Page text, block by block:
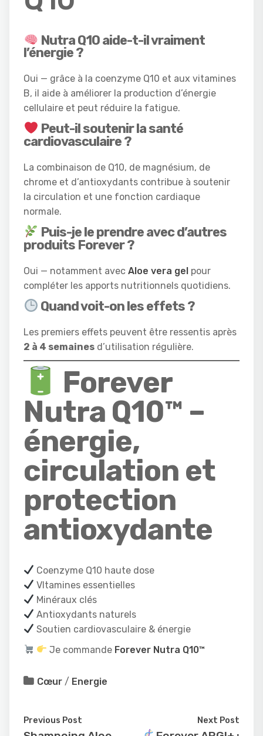
Nutra Q10 aide-t-il vraiment
l’énergie ?
Oui — grâce à la coenzyme Q10 et aux vitamines
B, il aide à améliorer la production d’énergie
cellulaire et peut réduire la fatigue.
Peut-il soutenir la santé
cardiovasculaire ?
La combinaison de Q10, de magnésium, de
chrome et d’antioxydants contribue à soutenir
la circulation et une fonction cardiaque
normale.
Puis-je le prendre avec d’autres
produits Forever ?
Oui — notamment avec Aloe vera gel pour
compléter les apports nutritionnels quotidiens.
Quand voit-on les effets ?
Les premiers effets peuvent être ressentis après
2 à 4 semaines d’utilisation régulière.
Forever
Nutra Q10™ –
énergie,
circulation et
protection
antioxydante
Coenzyme Q10 haute dose
VItamines essentielles
Minéraux clés
Antioxydants naturels
Soutien cardiovasculaire & énergie
Je commande Forever Nutra Q10™
Cœur / Energie
Previous Post Next Post